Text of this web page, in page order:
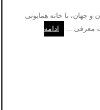
جهان، با خانه همایونی
معرفی ...
ادامه